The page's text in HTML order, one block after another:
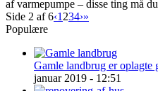
af varmepumpe – disse ting må
Side 2 af 6‹1 234›»
Populære
Gamle landbrug er oplagte
januar 2019 - 12:51